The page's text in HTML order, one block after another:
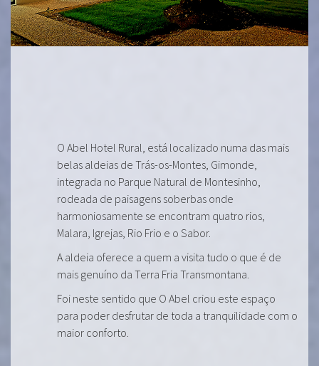
O Abel Hotel Rural, está localizado numa das mais
belas aldeias de Trás-os-Montes, Gimonde,
integrada no Parque Natural de Montesinho,
rodeada de paisagens soberbas onde
harmoniosamente se encontram quatro rios,
Malara, Igrejas, Rio Frio e o Sabor.
A aldeia oferece a quem a visita tudo o que é de
mais genuíno da Terra Fria Transmontana.
Foi neste sentido que O Abel criou este espaço
para poder desfrutar de toda a tranquilidade com o
maior conforto.